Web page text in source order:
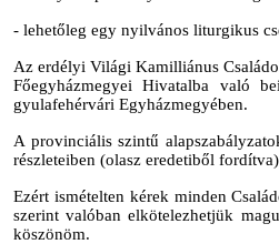
- lehetőleg egy nyilvános liturgikus
Az erdélyi Világi Kamilliánus
Főegyházmegyei Hivatalba való
gyulafehérvári Egyházmegyében.
A provinciális szintű
részleteiben (olasz eredetiből
Ezért ismételten kérek minden
szerint valóban elkötelezhetjük
köszönöm.